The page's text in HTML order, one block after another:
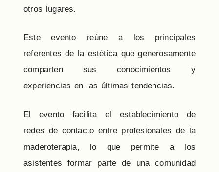
otros lugares.
Este evento reúne a los principales
referentes de la estética que generosamente
comparten sus conocimientos y
experiencias en las últimas tendencias.
El evento facilita el establecimiento de
redes de contacto entre profesionales de la
maderoterapia, lo que permite a los
asistentes formar parte de una comunidad